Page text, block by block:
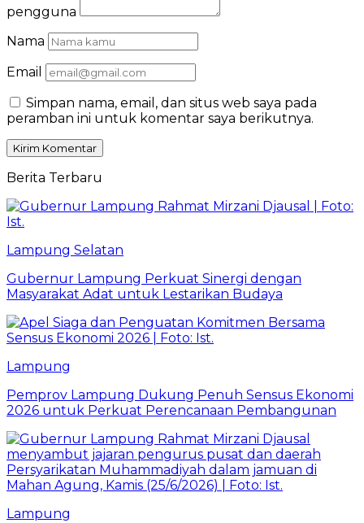
pengguna
Nama
Email
Simpan nama, email, dan situs web saya pada
peramban ini untuk komentar saya berikutnya.
Berita Terbaru
Lampung Selatan
Gubernur Lampung Perkuat Sinergi dengan
Masyarakat Adat untuk Lestarikan Budaya
Lampung
Pemprov Lampung Dukung Penuh Sensus Ekonomi
2026 untuk Perkuat Perencanaan Pembangunan
Lampung